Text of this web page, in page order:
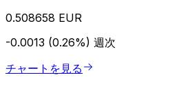
0.508658 EUR
-0.0013 (0.26%) 週次
チャートを見る